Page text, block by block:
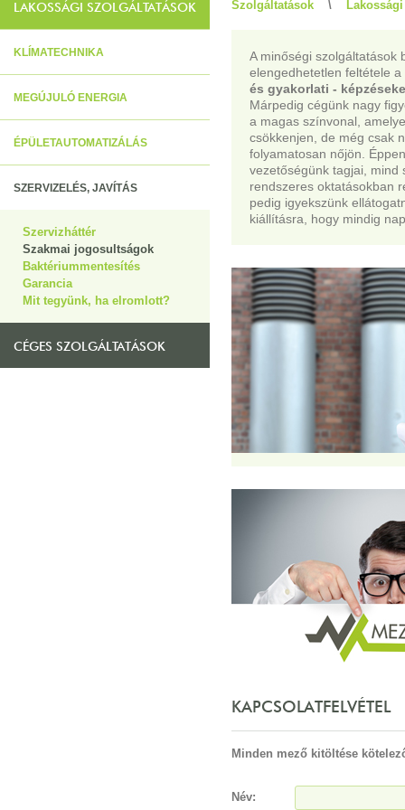
LAKOSSÁGI SZOLGÁLTATÁSOK
KLÍMATECHNIKA
MEGÚJULÓ ENERGIA
ÉPÜLETAUTOMATIZÁLÁS
SZERVIZELÉS, JAVÍTÁS
Szervizháttér
Szakmai jogosultságok
Baktériummentesítés
Garancia
Mit tegyünk, ha elromlott?
CÉGES SZOLGÁLTATÁSOK
Szolgáltatások \
A minőségi szolgáltatások
elengedhetetlen feltétele
és gyakorlati -
Márpedig cégünk nagy
a magas színvonal,
csökkenjen, de még csak
folyamatosan nőjön.
vezetőségünk tagjai, mind
rendszeres oktatásokban
pedig igyekszünk
kiállításra, hogy mindig
KAPCSOLATFELVÉTEL
Minden mező kitöltése
Név: